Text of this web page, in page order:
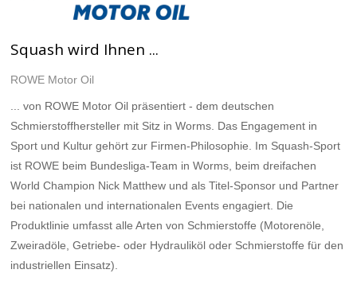
Squash wird Ihnen ...
ROWE Motor Oil
... von ROWE Motor Oil präsentiert - dem deutschen
Schmierstoffhersteller mit Sitz in Worms. Das Engagement in
Sport und Kultur gehört zur Firmen-Philosophie. Im Squash-Sport
ist ROWE beim Bundesliga-Team in Worms, beim dreifachen
World Champion Nick Matthew und als Titel-Sponsor und Partner
bei nationalen und internationalen Events engagiert. Die
Produktlinie umfasst alle Arten von Schmierstoffe (Motorenöle,
Zweiradöle, Getriebe- oder Hydrauliköl oder Schmierstoffe für den
industriellen Einsatz).